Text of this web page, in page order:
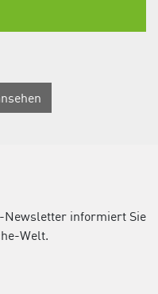
Newsletter informiert Sie
Welt.